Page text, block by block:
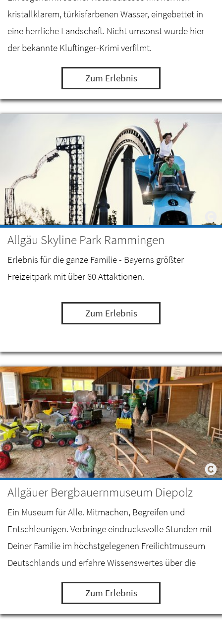
kristallklarem, türkisfarbenen Wasser, eingebettet in
eine herrliche Landschaft. Nicht umsonst wurde hier
der bekannte Kluftinger-Krimi verfilmt.
Zum Erlebnis
Allgäu Skyline Park Rammingen
Erlebnis für die ganze Familie - Bayerns größter
Freizeitpark mit über 60 Attaktionen.
Zum Erlebnis
Allgäuer Bergbauernmuseum Diepolz
Ein Museum für Alle. Mitmachen, Begreifen und
Entschleunigen. Verbringe eindrucksvolle Stunden mit
Deiner Familie im höchstgelegenen Freilichtmuseum
Deutschlands und erfahre Wissenswertes über die
Milch- und Alpwirtschaft im Allgäu.
Zum Erlebnis